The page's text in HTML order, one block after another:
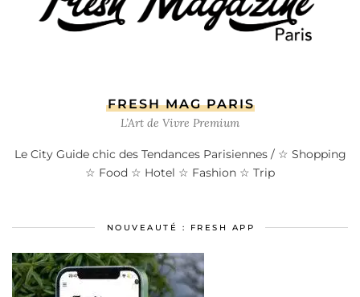
FRESH MAG PARIS
L’Art de Vivre Premium
Le City Guide chic des Tendances Parisiennes / ☆ Shopping
☆ Food ☆ Hotel ☆ Fashion ☆ Trip
NOUVEAUTÉ : FRESH APP